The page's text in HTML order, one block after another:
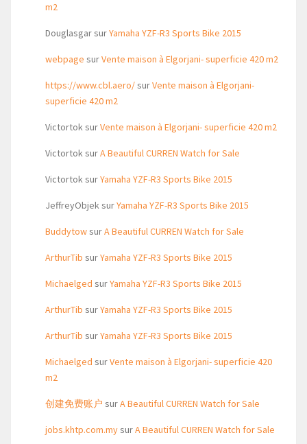
m2
DouglasgarsurYamaha YZF-R3 Sports Bike 2015
webpage surVente maison à Elgorjani- superficie 420 m2
https://www.cbl.aero/surVente maison à Elgorjani-
superficie 420 m2
VictortoksurVente maison à Elgorjani- superficie 420 m2
VictortoksurA Beautiful CURREN Watch for Sale
VictortoksurYamaha YZF-R3 Sports Bike 2015
JeffreyObjeksurYamaha YZF-R3 Sports Bike 2015
BuddytowsurA Beautiful CURREN Watch for Sale
ArthurTib surYamaha YZF-R3 Sports Bike 2015
Michaelged surYamaha YZF-R3 Sports Bike 2015
ArthurTib surYamaha YZF-R3 Sports Bike 2015
ArthurTib surYamaha YZF-R3 Sports Bike 2015
Michaelged surVente maison à Elgorjani- superficie 420
m2
创建免费账户 surA Beautiful CURREN Watch for Sale
jobs.khtp.com.mysurA Beautiful CURREN Watch for Sale